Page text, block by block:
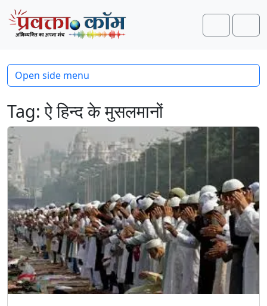
Skip to content
Skip to footer
Search
Tag:ऐ हिन्द के मुसलमानों
Open side menu